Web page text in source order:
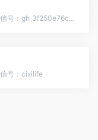
优秀资讯热点公众号，微信号：gh_3f250e76cccb
号：cixilife